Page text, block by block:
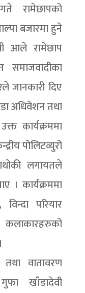
रामेछापको
बजारमा हुने
आले रामेछाप
जानकारी दिए
अधिवेशन तथा
कार्यक्रममा
पोलिटव्युरो
लगायतले
। कार्यक्रममा
परियार
कलाकारहरुको
तथा वातावरण
खाँडादेवी